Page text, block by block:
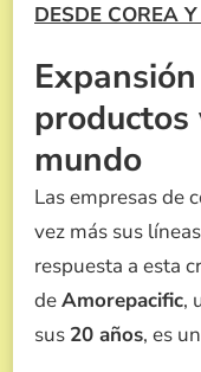
DESDE COREA
mundo
Las empresas de
vez más sus
respuesta a esta
deAmorepacific,
sus 20 años, es